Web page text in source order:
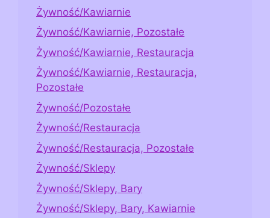
Żywność/Kawiarnie
Żywność/Kawiarnie, Pozostałe
Żywność/Kawiarnie, Restauracja
Żywność/Kawiarnie, Restauracja,
Pozostałe
Żywność/Pozostałe
Żywność/Restauracja
Żywność/Restauracja, Pozostałe
Żywność/Sklepy
Żywność/Sklepy, Bary
Żywność/Sklepy, Bary, Kawiarnie